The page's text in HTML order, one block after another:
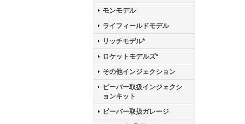
モンモデル
ライフィールドモデル
リッチモデル*
ロケットモデルズ*
その他インジェクション
ビーバー取扱インジェクシ
ョンキット
ビーバー取扱ガレージ